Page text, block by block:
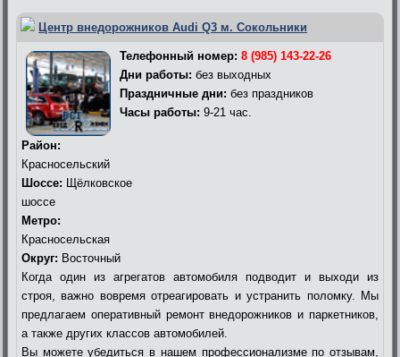
Центр внедорожников Audi Q3 м. Сокольники
Телефонный номер: 8 (985) 143-22-26
Дни работы: без выходных
Праздничные дни: без праздников
Часы работы: 9-21 час.
Район:
Красносельский
Шоссе: Щёлковское
шоссе
Метро:
Красносельская
Округ: Восточный
Когда один из агрегатов автомобиля подводит и выходи из
строя, важно вовремя отреагировать и устранить поломку. Мы
предлагаем оперативный ремонт внедорожников и паркетников,
а также других классов автомобилей.
Вы можете убедиться в нашем профессионализме по отзывам,